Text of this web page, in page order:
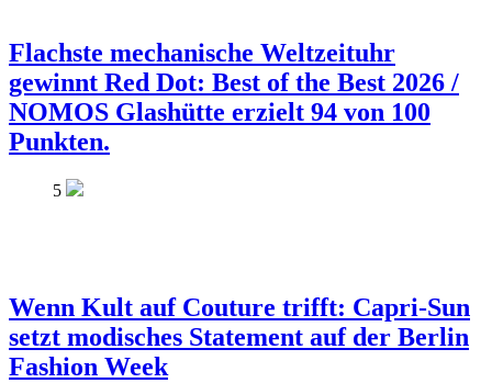
Flachste mechanische Weltzeituhr
gewinnt Red Dot: Best of the Best 2026 /
NOMOS Glashütte erzielt 94 von 100
Punkten.
5
Wenn Kult auf Couture trifft: Capri-Sun
setzt modisches Statement auf der Berlin
Fashion Week